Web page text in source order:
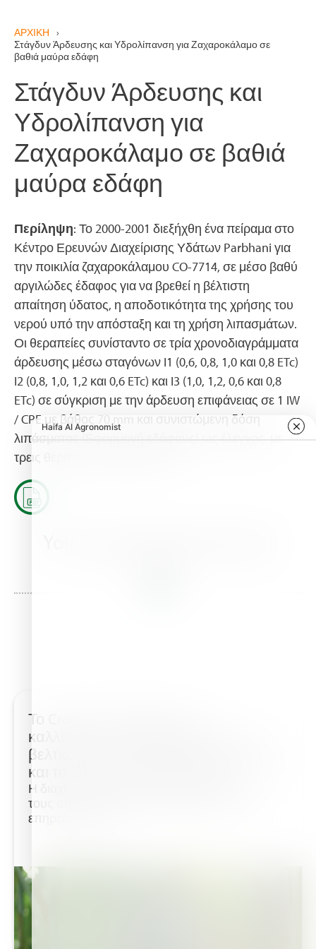
ΑΡΧΙΚΗ ›
Στάγδυν Άρδευσης και Υδρολίπανση για Ζαχαροκάλαμο σε
βαθιά μαύρα εδάφη
Στάγδυν Άρδευσης και
Υδρολίπανση για
Ζαχαροκάλαμο σε βαθιά
μαύρα εδάφη
Περίληψη: Το 2000-2001 διεξήχθη ένα πείραμα στο
Κέντρο Ερευνών Διαχείρισης Υδάτων Parbhani για
την ποικιλία ζαχαροκάλαμου CO-7714, σε μέσο βαθύ
αργιλώδες έδαφος για να βρεθεί η βέλτιστη
απαίτηση ύδατος, η αποδοτικότητα της χρήσης του
νερού υπό την απόσταξη και τη χρήση λιπασμάτων.
Οι θεραπείες συνίσταντο σε τρία χρονοδιαγράμματα
άρδευσης μέσω σταγόνων I1 (0,6, 0,8, 1,0 και 0,8 ETc)
I2 (0,8, 1,0, 1,2 και 0,6 ETc) και I3 (1,0, 1,2, 0,6 και 0,8
ETc) σε σύγκριση με την άρδευση επιφάνειας σε 1 IW
/ CPE με βάθος 70 mm και συνιστώμενη δόση
λιπάσματος (Εφαρμογή εδάφους) ως έλεγχος, με
τρεις θεραπείες υδρολίπανσης.
Το Croptune™ βοηθά τους
καλλιεργητές ζαχαροκάλαμου να
βελτιώσουν τη διαχείριση του αζώτου
και το δυναμικό της απόδοσης
Η διαχείριση του αζώτου αποτελεί έναν από
τους σημαντικότερους παράγοντες που
επηρεάζουν την...